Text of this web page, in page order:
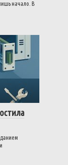
начало. В
0